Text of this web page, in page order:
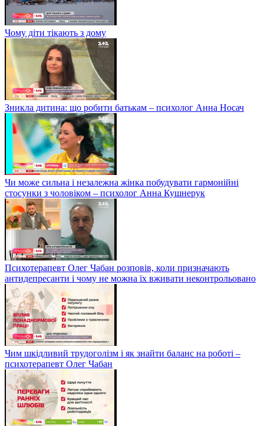
Чому діти тікають з дому
Зникла дитина: що робити батькам – психолог Анна Носач
Чи може сильна і незалежна жінка побудувати гармонійні
стосунки з чоловіком – психолог Анна Кушнерук
Психотерапевт Олег Чабан розповів, коли призначають
антидепресанти і чому не можна їх вживати неконтрольовано
Чим шкідливий трудоголізм і як знайти баланс на роботі –
психотерапевт Олег Чабан